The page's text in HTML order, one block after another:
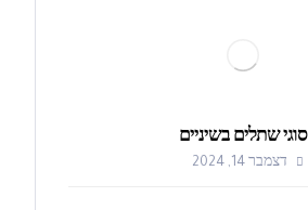
סוגי שתלים בשיניים
דצמבר 14, 2024